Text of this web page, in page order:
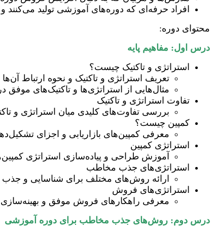
افراد حرفه‌ای که دوره‌های آموزشی تولید می‌کنند
محتوای دوره:
درس اول: مفاهیم پایه
استراتژی و تاکتیک چیست؟
تعریف استراتژی و تاکتیک و نحوه ارتباط آن‌ها
مثال‌هایی از استراتژی‌ها و تاکتیک‌های
تفاوت استراتژی و تاکتیک
بررسی تفاوت‌های کلیدی میان استراتژی و
کمپین چیست؟
معرفی کمپین‌های بازاریابی و اجزای
استراتژی کمپین
آموزش طراحی و پیاده‌سازی استراتژی
استراتژی‌های جذب مخاطب
ارائه روش‌های مختلف برای شناسایی و
استراتژی‌های فروش
معرفی راهکارهای فروش موفق و بهینه‌سازی
درس دوم: روش‌های جذب مخاطب برای دوره آموزشی